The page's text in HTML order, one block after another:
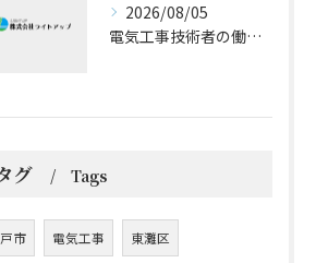
2026/08/05
電気工事技術者の働きやすさと成長戦略
グ Tags
市 電気工事 東灘区